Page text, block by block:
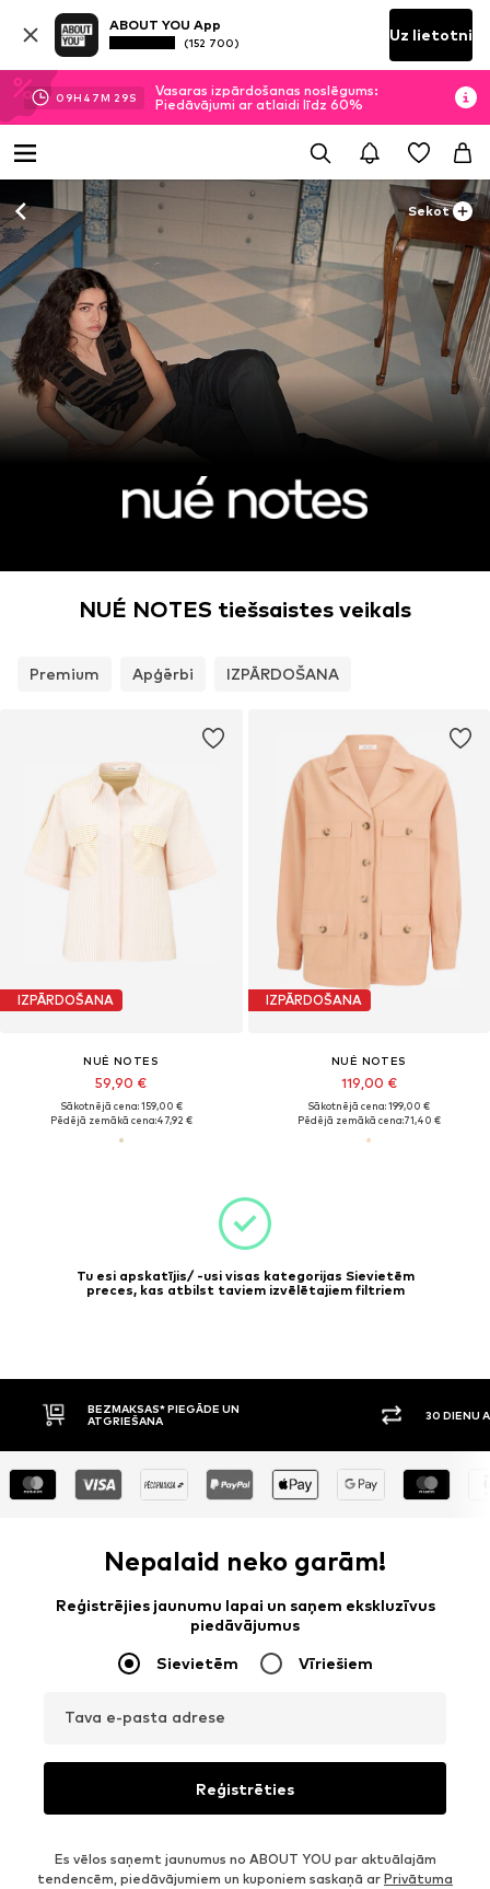
ABOUT YOU App
(152 700) Uz lietotni
09H 47M 29S
Vasaras izpārdošanas noslēgums:
Piedāvājumi ar atlaidi līdz 60%
Sekot
NUÉ NOTES tiešsaistes veikals
Premium Apģērbi IZPĀRDOŠANA
IZPĀRDOŠANA
NUÉ NOTES
59,90 €
Sākotnējā cena: 159,00 €
Pēdējā zemākā cena:47,92 €
IZPĀRDOŠANA
NUÉ NOTES
119,00 €
Sākotnējā cena: 199,00 €
Pēdējā zemākā cena:71,40 €
Tu esi apskatījis/ -usi visas kategorijas Sievietēm
preces, kas atbilst taviem izvēlētajiem filtriem
BEZMAKSAS* PIEGĀDE UN
ATGRIEŠANA
30 DIENU
Nepalaid neko garām!
Reģistrējies jaunumu lapai un saņem ekskluzīvus
piedāvājumus
Sievietēm Vīriešiem
Tava e-pasta adrese
Reģistrēties
Es vēlos saņemt jaunumus no ABOUT YOU par aktuālajām
tendencēm, piedāvājumiem un kuponiem saskaņā ar Privātuma